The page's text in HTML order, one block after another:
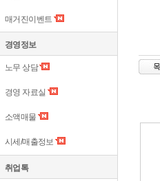
매거진이벤트
경영정보
노무 상담
경영 자료실
소액매물
시세/매출정보
취업톡